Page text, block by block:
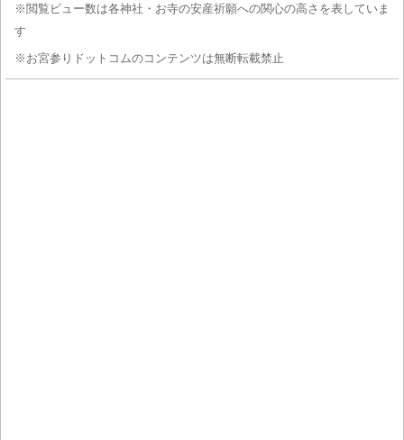
※閲覧ビュー数は各神社・お寺の安産祈願への関心の高さを表していま
す
※お宮参りドットコムのコンテンツは無断転載禁止